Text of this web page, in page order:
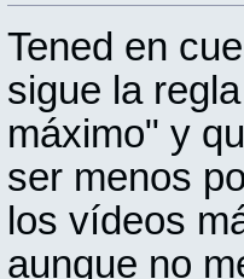
Tened en
sigue la
máximo" y
ser menos
los vídeos
aunque no